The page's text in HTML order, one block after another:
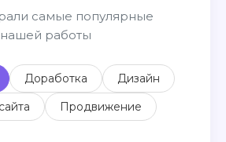
самые популярные
работы
Доработка
Дизайн
Продвижение